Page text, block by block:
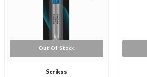
Out Of Stock
Scrikss